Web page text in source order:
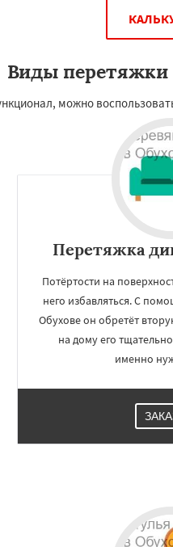
Виды перетяжки
можно
Перетяжка
Потёртости на
него избавляться. С
Обухове он обретёт
на дому его
именно